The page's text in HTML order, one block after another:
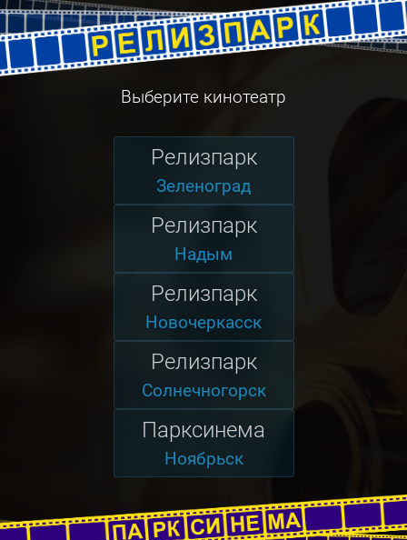
Выберите кинотеатр
Релизпарк
Зеленоград
Релизпарк
Надым
Релизпарк
Новочеркасск
Релизпарк
Солнечногорск
Парксинема
Ноябрьск